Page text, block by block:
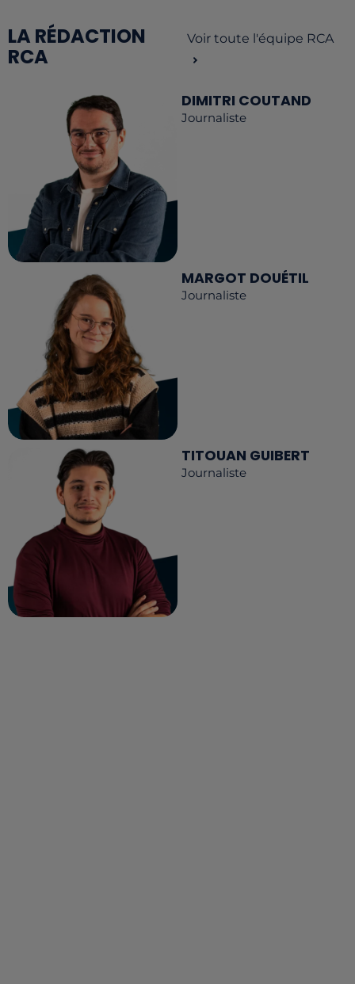
LA RÉDACTION
RCA
Voir toute l'équipe RCA
DIMITRI COUTAND
Journaliste
MARGOT DOUÉTIL
Journaliste
TITOUAN GUIBERT
Journaliste